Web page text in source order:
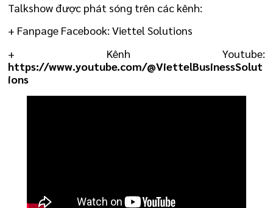
Talkshow được phát sóng trên các kênh:
+ Fanpage Facebook: Viettel Solutions
+ Kênh Youtube:
https://www.youtube.com/@ViettelBusinessSolut
ions